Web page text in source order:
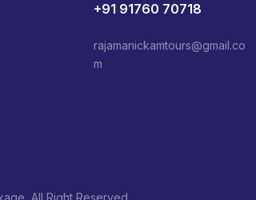
+91 91760 70718
rajamanickamtours@gmail.co
m